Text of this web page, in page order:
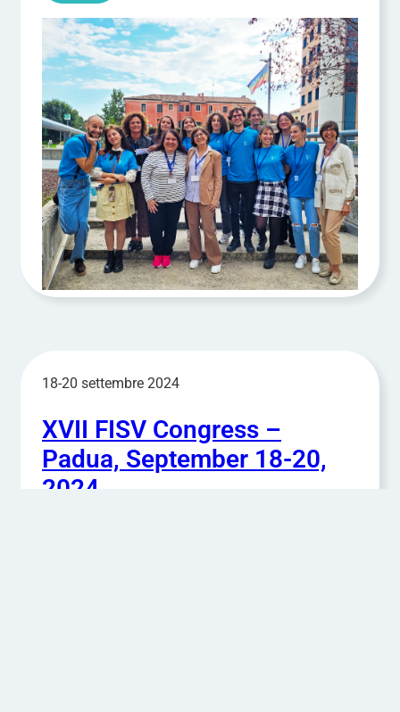
18-20 settembre 2024
XVII FISV Congress –
Padua, September 18-20,
2024